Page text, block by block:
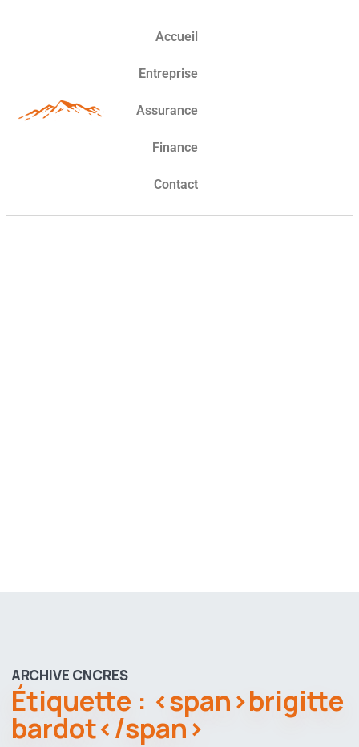
Accueil
Entreprise
Assurance
Finance
Contact
ARCHIVE CNCRES
Étiquette : <span>brigitte
bardot</span>